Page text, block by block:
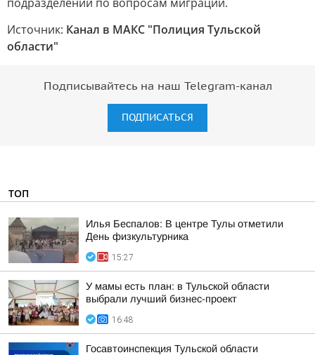
Источник: Канал в МАКС "Полиция Тульской
области"
Подписывайтесь на наш Telegram-канал
ПОДПИСАТЬСЯ
ТОП
Илья Беспалов: В центре Тулы отметили
День физкультурника
15:27
У мамы есть план: в Тульской области
выбрали лучший бизнес-проект
16:48
Госавтоинспекция Тульской области